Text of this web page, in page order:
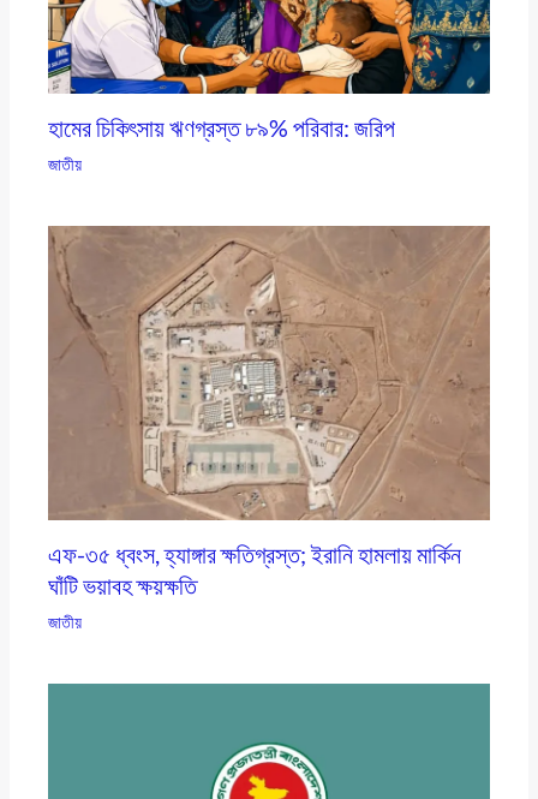
হামের চিকিৎসায় ঋণগ্রস্ত ৮৯% পরিবার: জরিপ
জাতীয়
এফ-৩৫ ধ্বংস, হ্যাঙ্গার ক্ষতিগ্রস্ত; ইরানি হামলায় মার্কিন
ঘাঁটি ভয়াবহ ক্ষয়ক্ষতি
জাতীয়